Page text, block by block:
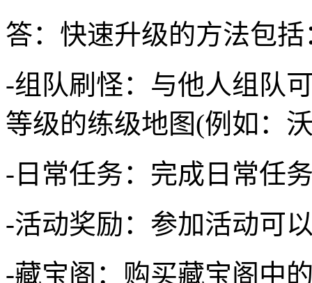
答：快速升级的方法包括
-组队刷怪：与他人组队
等级的练级地图(例如：
-日常任务：完成日常任
-活动奖励：参加活动可
-藏宝阁：购买藏宝阁中